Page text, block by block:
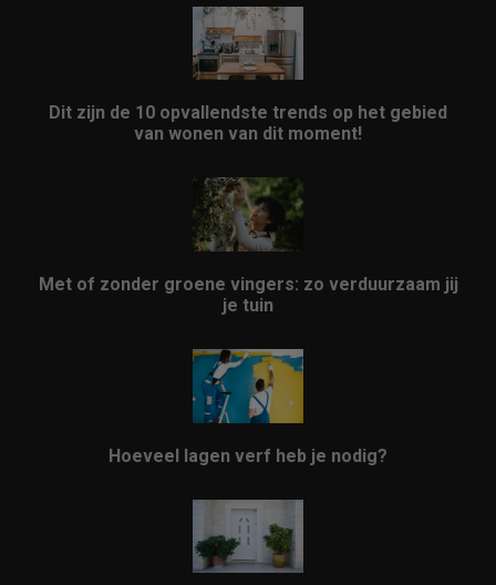
Dit zijn de 10 opvallendste trends op het gebied
van wonen van dit moment!
Met of zonder groene vingers: zo verduurzaam jij
je tuin
Hoeveel lagen verf heb je nodig?